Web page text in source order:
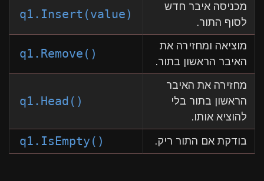
מכניסה איבר חדש
לסוף התור.
q1.Insert(value)
מוציאה ומחזירה את
האיבר הראשון בתור.
q1.Remove()
מחזירה את האיבר
הראשון בתור בלי
להוציא אותו.
q1.Head()
בודקת אם התור ריק. q1.IsEmpty()